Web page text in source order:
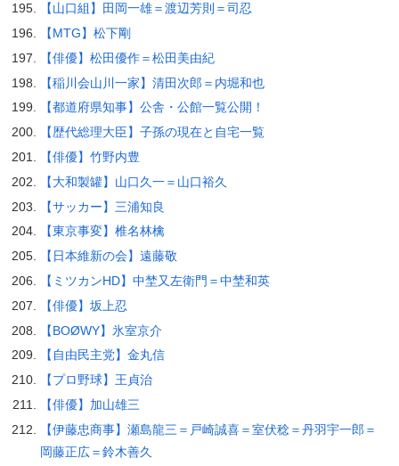
【山口組】田岡一雄＝渡辺芳則＝司忍
【MTG】松下剛
【俳優】松田優作＝松田美由紀
【稲川会山川一家】清田次郎＝内堀和也
【都道府県知事】公舎・公館一覧公開！
【歴代総理大臣】子孫の現在と自宅一覧
【俳優】竹野内豊
【大和製罐】山口久一＝山口裕久
【サッカー】三浦知良
【東京事変】椎名林檎
【日本維新の会】遠藤敬
【ミツカンHD】中埜又左衛門＝中埜和英
【俳優】坂上忍
【BOØWY】氷室京介
【自由民主党】金丸信
【プロ野球】王貞治
【俳優】加山雄三
【伊藤忠商事】瀬島龍三＝戸崎誠喜＝室伏稔＝丹羽宇一郎＝
岡藤正広＝鈴木善久